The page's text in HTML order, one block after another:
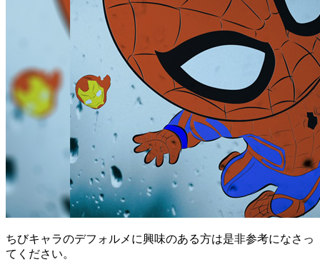
ちびキャラのデフォルメに興味のある方は是非参考になさっ
てください。